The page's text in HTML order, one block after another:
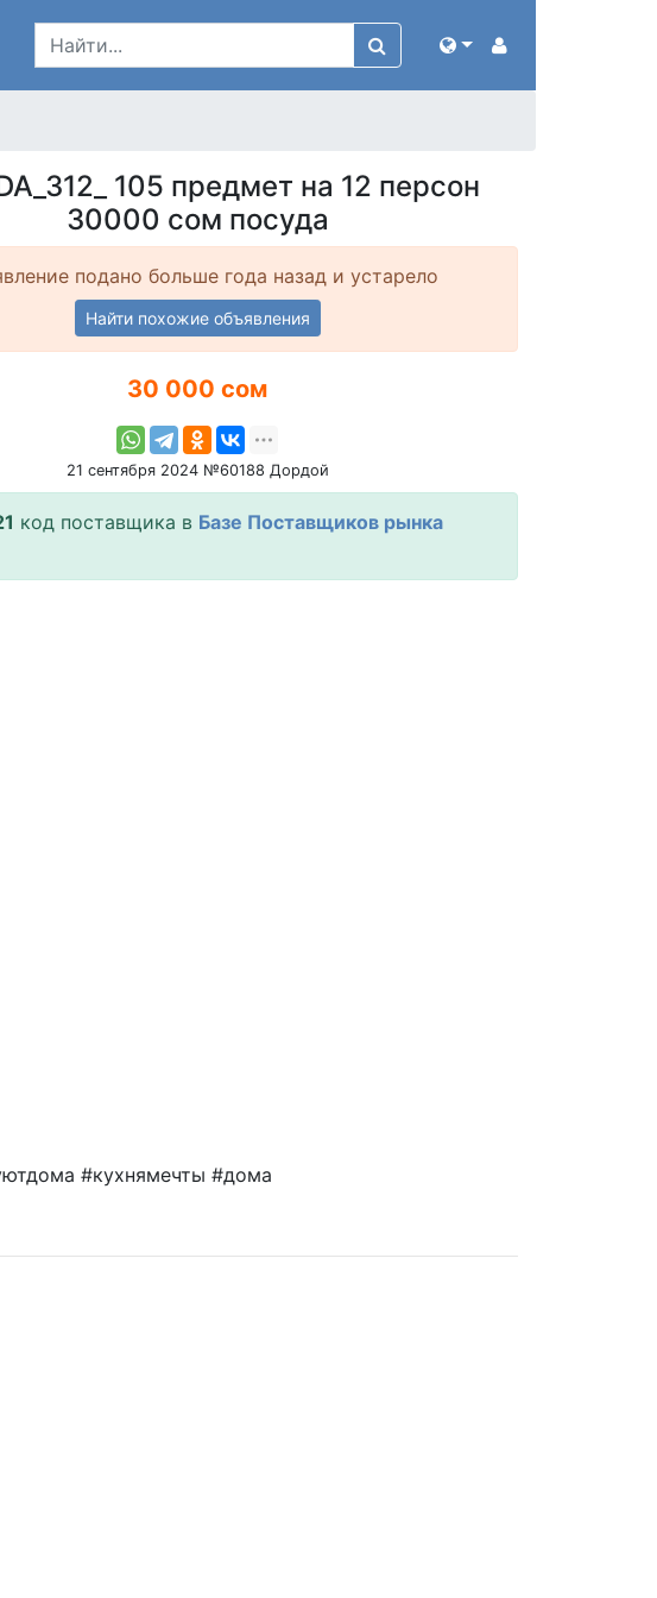
105 предмет на 12 персон
30000 сом посуда
подано больше года назад и устарело
Найти похожие объявления
30 000 сом
21 сентября 2024 №60188 Дордой
код поставщика в Базе Поставщиков рынка
#кухнямечты #дома